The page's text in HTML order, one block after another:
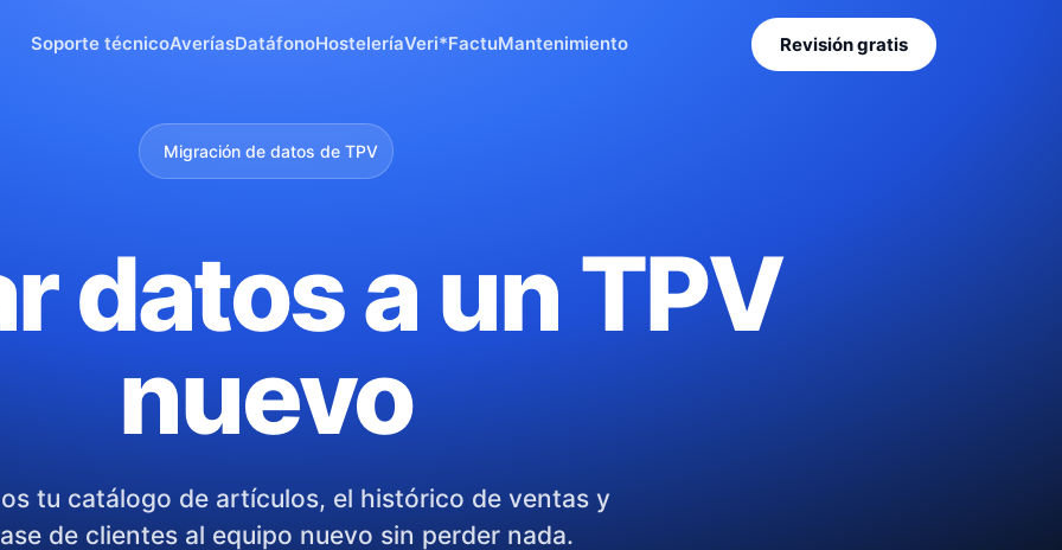
Soporte técnicoAveríasDatáfonoHosteleríaVeri*FactuMantenimiento Revisión gratis
Migración de datos de TPV
datos a un TPV
nuevo
tu catálogo de artículos, el histórico de ventas y
de clientes al equipo nuevo sin perder nada.